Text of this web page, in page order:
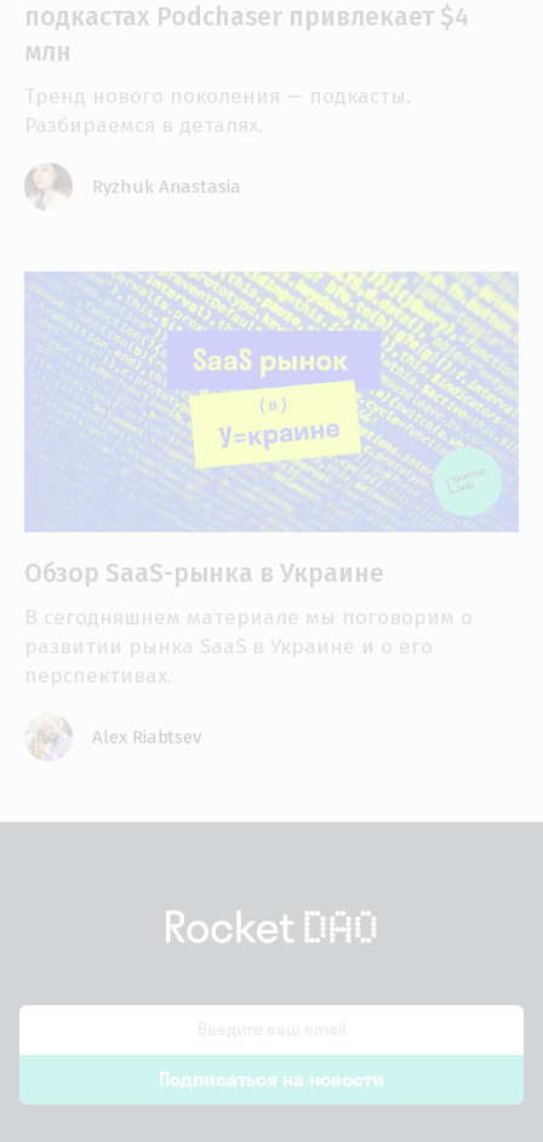
подкастах Podchaser привлекает $4
млн
Тренд нового поколения — подкасты.
Разбираемся в деталях.
Ryzhuk Anastasia
Обзор SaaS-рынка в Украине
В сегодняшнем материале мы поговорим о
развитии рынка SaaS в Украине и о его
перспективах.
Alex Riabtsev
*
Подписаться на новости